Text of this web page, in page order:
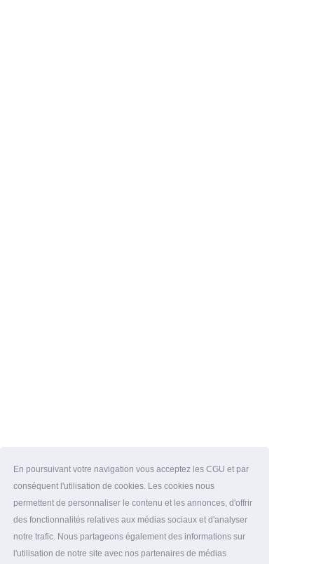
En poursuivant votre navigation vous acceptez les CGU et par
conséquent l'utilisation de cookies. Les cookies nous
permettent de personnaliser le contenu et les annonces, d'offrir
des fonctionnalités relatives aux médias sociaux et d'analyser
notre trafic. Nous partageons également des informations sur
l'utilisation de notre site avec nos partenaires de médias